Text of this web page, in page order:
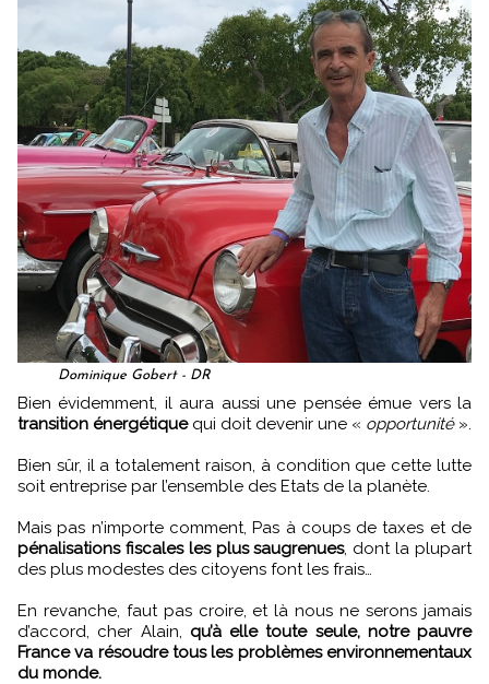
Dominique Gobert - DR
Bien évidemment, il aura aussi une pensée émue vers la
transition énergétique qui doit devenir une « opportunité».
Bien sûr, il a totalement raison, à condition que cette lutte
soit entreprise par l’ensemble des Etats de la planète.
Mais pas n’importe comment, Pas à coups de taxes et de
pénalisations fiscales les plus saugrenues, dont la plupart
des plus modestes des citoyens font les frais…
En revanche, faut pas croire, et là nous ne serons jamais
d’accord, cher Alain, qu’à elle toute seule, notre pauvre
France va résoudre tous les problèmes environnementaux
du monde.